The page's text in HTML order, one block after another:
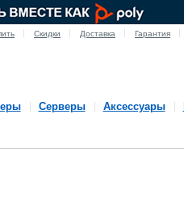
Скидки Доставка Гарантия
Серверы Аксессуары